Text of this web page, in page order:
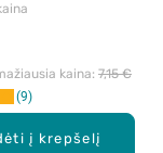
į krepšelį
ml
kaina: 7,15 €
9